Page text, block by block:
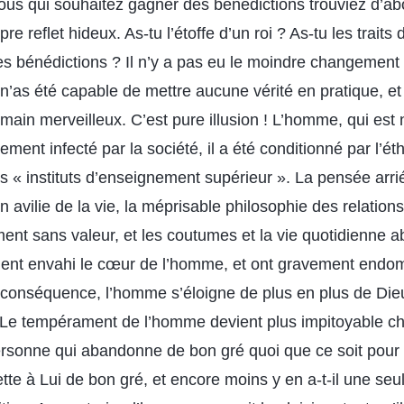
qui souhaitez gagner des bénédictions trouviez
reflet hideux. As-tu l’étoffe d’un roi ? As-tu les traits
bénédictions ? Il n’y a pas eu le moindre
été capable de mettre aucune vérité en pratique,
merveilleux. C’est pure illusion ! L’homme, qui est
infecté par la société, il a été conditionné par
« instituts d’enseignement supérieur ». La pensée
avilie de la vie, la méprisable philosophie des
sans valeur, et les coutumes et la vie quotidienne
envahi le cœur de l’homme, et ont gravement
l’homme s’éloigne de plus en plus de
tempérament de l’homme devient plus impitoyable
qui abandonne de bon gré quoi que ce soit
à Lui de bon gré, et encore moins y en a-t-il une